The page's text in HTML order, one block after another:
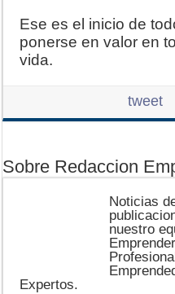
Ese es el inicio de
ponerse en valor en
vida.
tweet
Sobre Redaccion
Noticias
nuestro
Expertos.